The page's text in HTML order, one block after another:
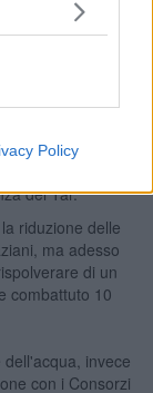
Policy
voluta e
alle imprese
nuovi settori come
di subire.
del Tar.
riduzione delle
ma adesso
di un
combattuto 10
invece
con i Consorzi